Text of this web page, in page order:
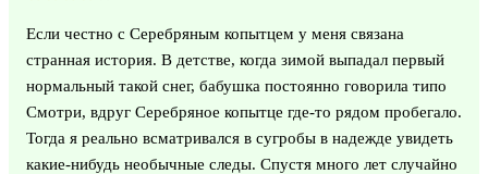
Если честно с Серебряным копытцем у меня связана
странная история. В детстве, когда зимой выпадал первый
нормальный такой снег, бабушка постоянно говорила типо
Смотри, вдруг Серебряное копытце где-то рядом пробегало.
Тогда я реально всматривался в сугробы в надежде увидеть
какие-нибудь необычные следы. Спустя много лет случайно